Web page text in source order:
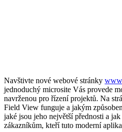
Navštivte nové webové stránky
jednoduchý microsite Vás provede
navrženou pro řízení projektů. Na
Field View funguje a jakým
jaké jsou jeho největší přednosti a
zákazníkům, kteří tuto moderní